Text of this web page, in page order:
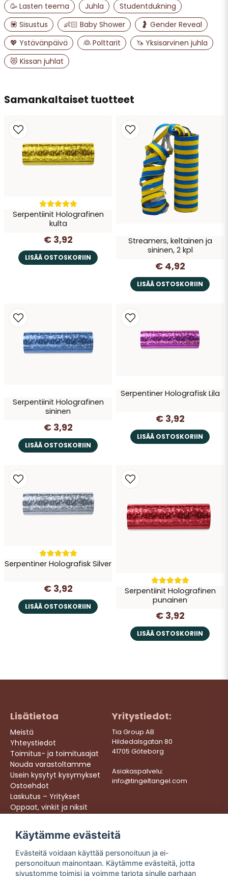
email
Sähköpostiosoite
Lähetä kysymys
Samankaltaiset tuotteet
Serpentiinit Holografinen
kulta
€ 3,92
LISÄÄ OSTOSKORIIN
Streamers, keltainen ja
sininen, 2 kpl
€ 4,92
LISÄÄ OSTOSKORIIN
Serpentiinit Holografinen
sininen
€ 3,92
LISÄÄ OSTOSKORIIN
Serpentiner Holografisk Lila
€ 3,92
LISÄÄ OSTOSKORIIN
Serpentiner Holografisk Silver
€ 3,92
LISÄÄ OSTOSKORIIN
Serpentiinit Holografinen
punainen
€ 3,92
LISÄÄ OSTOSKORIIN
🥳 Lasten teema
Juhla
Studentdukning
💟 Sisustus
👶🏻 Baby Shower
🤰 Gender Reveal
💖 Ystävänpäivä
👰 Polttarit
🦄 Yksisarvinen juhla
😻 Kissan juhlat
Lisätietoa
Meistä
Yhteystiedot
Toimitus- ja toimitusajat
Nouda varastoltamme
Usein kysytyt kysymykset
Ostoehdot
Laskutus – Yritykset
Oppaat, vinkit ja niksit
Yritystiedot:
Tia Group AB
Hildedalsgatan 80
41705 Göteborg
Asiakaspalvelu:
info@tingeltangel.com
Följ oss:
Instagram
Facebook
Nopeat toimitukset
Turvalliset ostokset
Ilmainen toimitus yli
Käytämme evästeitä
Evästeitä voidaan käyttää personoituun ja ei-
personoituun mainontaan. Käytämme evästeitä, jotta
sivustomme toimisi ja voimme tarjota sinulle parhaan